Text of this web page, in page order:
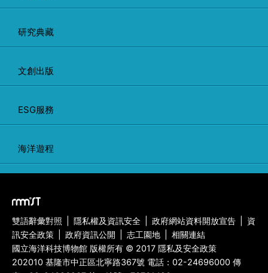
研究典藏
文創出版
ESG服務
海洋遊程
雙語辭彙對照 隱私權及資訊安全 政府網站資料開放宣告
資
訊安全政策
政府資訊公開 志工園地
相關連結
國立海洋科技博物館 版權所有 © 2017 隱私及安全政策
202010 基隆市中正區北寧路367號 電話： 02-24696000 傳